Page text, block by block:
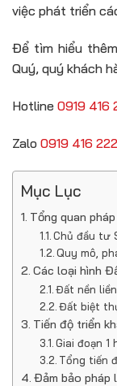
việc phát triển
Để tìm hiểu
Quý, quý khách
Hotline 0919 416
Zalo 0919 416 222
Mục Lục
Tổng quan
Chủ đầu tư
Quy mô,
Các loại hình
Đất nền
Đất biệt
Tiến độ triển
Giai đoạn
Tổng tiến
Đảm bảo pháp